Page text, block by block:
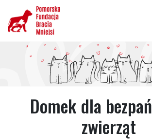
treści
Domek dla
zwierząt